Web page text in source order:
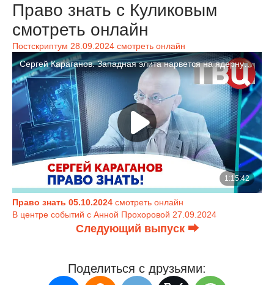
Право знать с Куликовым
смотреть онлайн
Постскриптум 28.09.2024 смотреть онлайн
Право знать 05.10.2024 смотреть онлайн
В центре событий с Анной Прохоровой 27.09.2024
Следующий выпуск ⮕
Поделиться с друзьями: